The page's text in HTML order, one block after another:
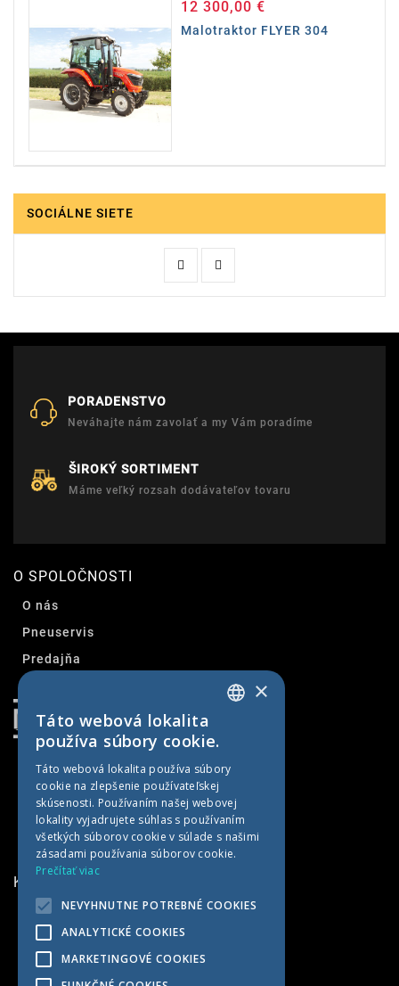
12 300,00 €Cena
Malotraktor FLYER 304
SOCIÁLNE SIETE
PORADENSTVO
Neváhajte nám zavolať a my Vám poradíme
ŠIROKÝ SORTIMENT
Máme veľký rozsah dodávateľov tovaru
O SPOLOČNOSTI
O nás
Pneuservis
Predajňa
KONTAKTNÉ INFORMÁCIE
MET AGRO
Kočín 100
922 04 Kočín-Lančár
SLOVAK
GERMAN
HUNGARIAN
×
Táto webová lokalita
používa súbory cookie.
Táto webová lokalita používa súbory
cookie na zlepšenie používateľskej
skúsenosti. Používaním našej webovej
lokality vyjadrujete súhlas s používaním
všetkých súborov cookie v súlade s našimi
zásadami používania súborov cookie.
Prečítať viac
NEVYHNUTNE POTREBNÉ COOKIES
ANALYTICKÉ COOKIES
MARKETINGOVÉ COOKIES